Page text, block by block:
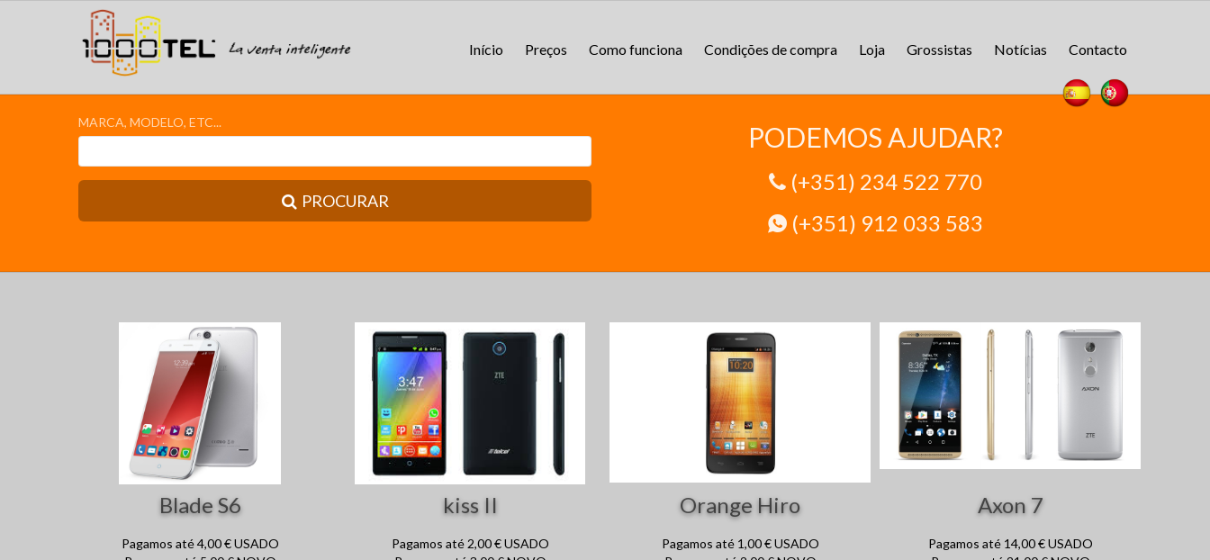
Início Preços Como funciona Condições de compra Loja Grossistas Notícias Contacto
MARCA, MODELO, ETC...
PROCURAR
PODEMOS AJUDAR?
(+351) 234 522 770
(+351) 912 033 583
Blade S6
Pagamos até 4,00 € USADO
kiss II
Pagamos até 2,00 € USADO
Orange Hiro
Pagamos até 1,00 € USADO
Axon 7
Pagamos até 14,00 € USADO